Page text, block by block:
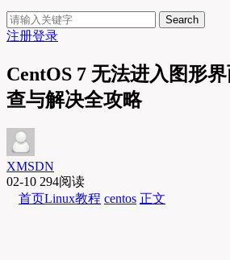
Search
注册登录
CentOS 7 无法进入图形
查与解决全攻略
XMSDN
02-10 294阅读
首页Linux教程 centos 正文